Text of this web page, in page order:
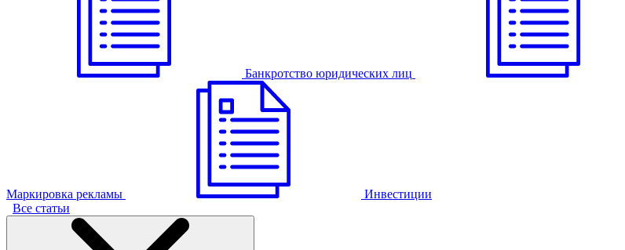
Банкротство юридических лиц
Маркировка рекламы
Инвестиции
Все статьи